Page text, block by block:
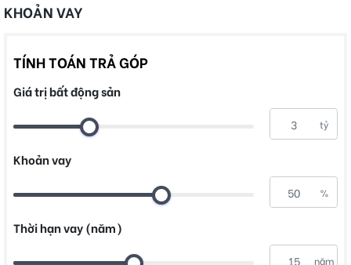
KHOẢN VAY
TÍNH TOÁN TRẢ GÓP
Giá trị bất động sản
tỷ
Khoản vay
%
Thời hạn vay (năm)
năm